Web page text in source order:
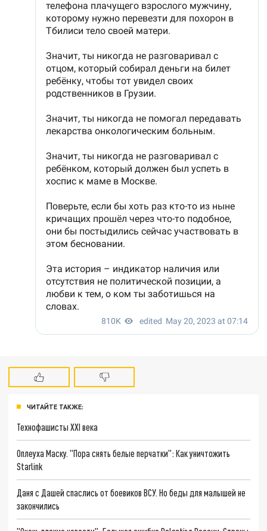
ЧИТАЙТЕ ТАКЖЕ:
Технофашисты XXI века
Оплеуха Маску. "Пора снять белые перчатки": Как уничтожить
Starlink
Даня с Дашей спаслись от боевиков ВСУ. Но беды для малышей не
закончились